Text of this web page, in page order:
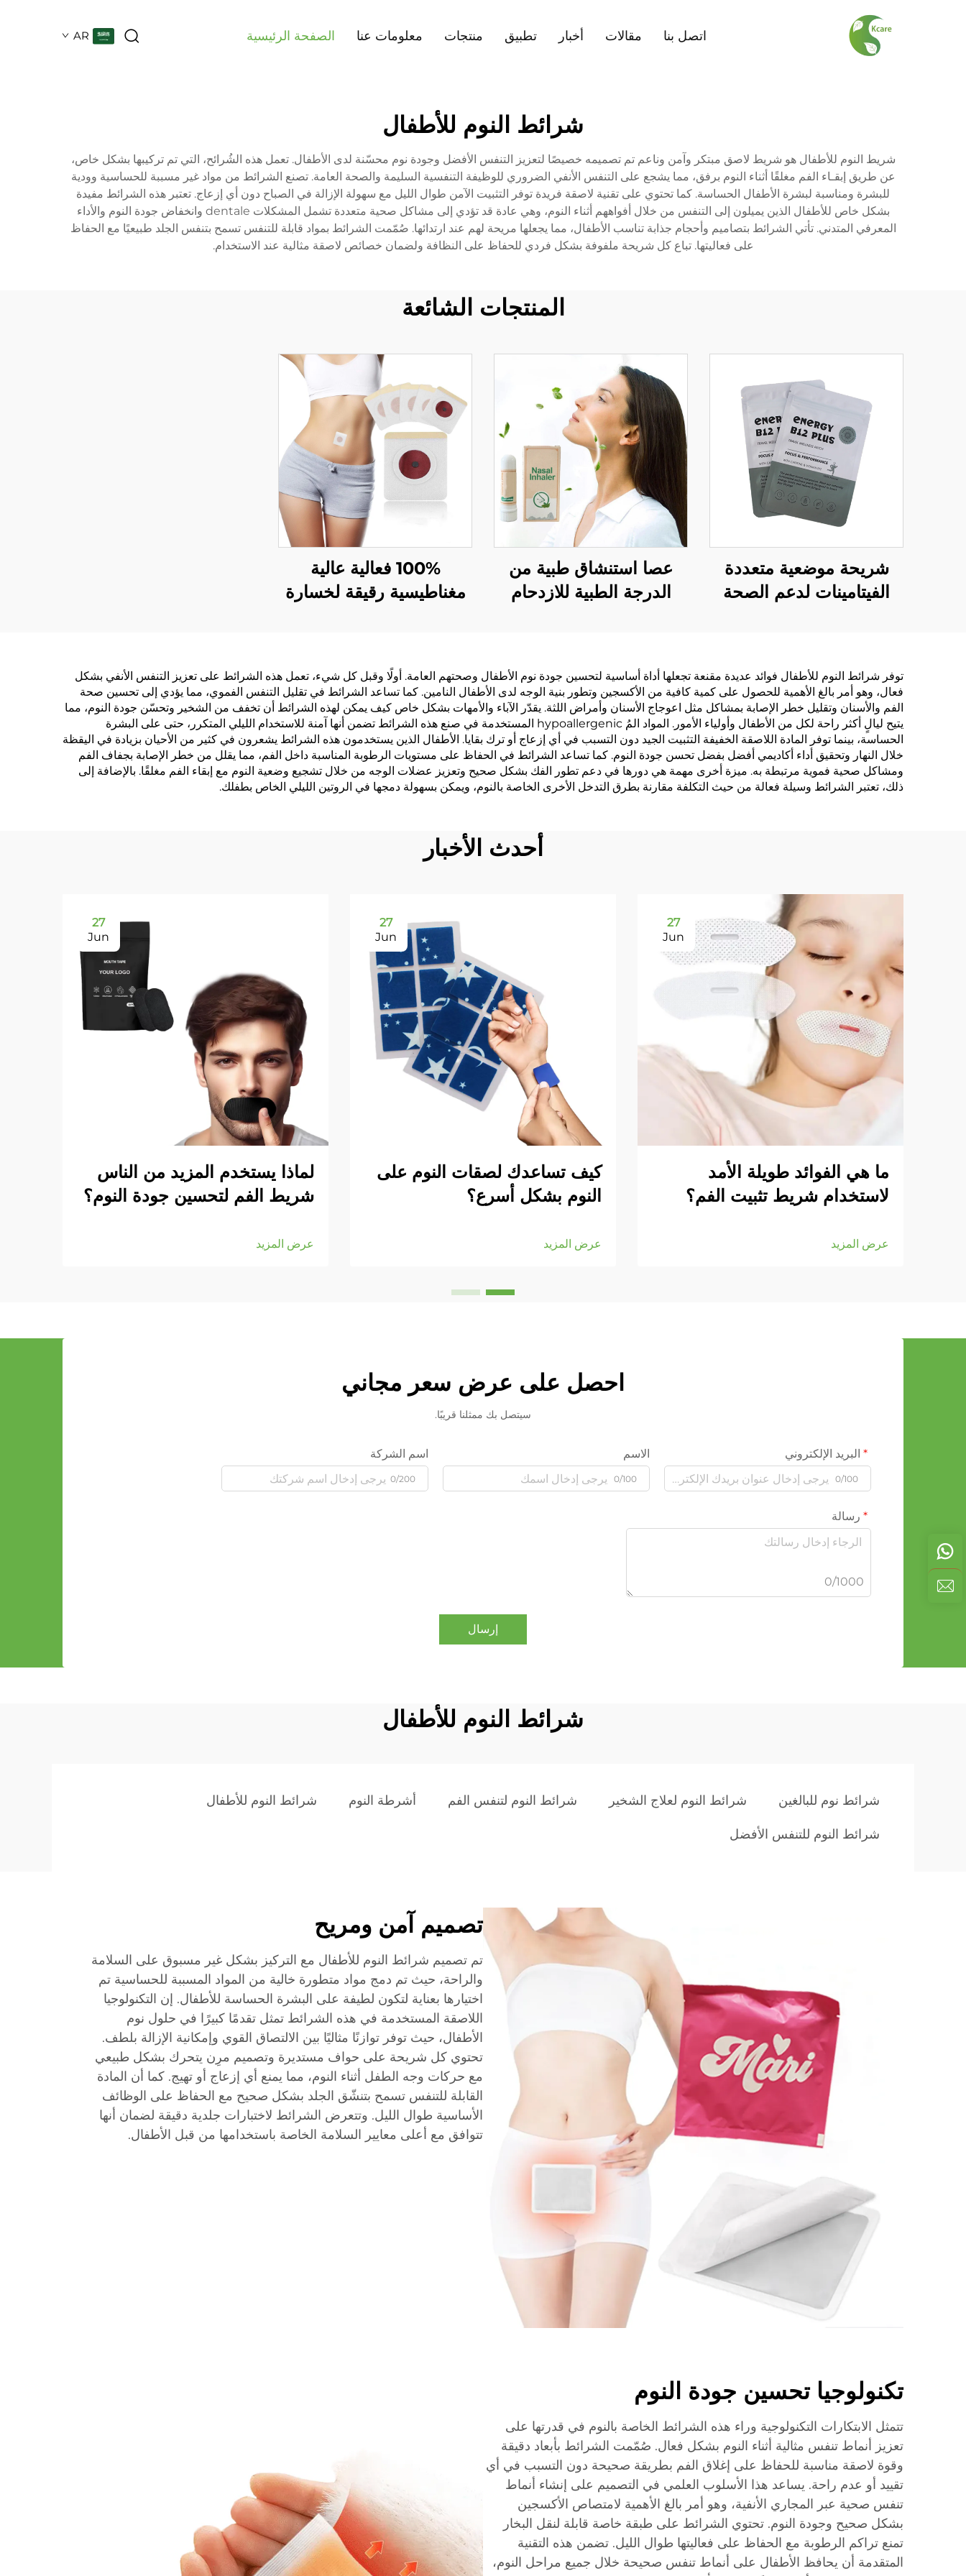
الصفحة الرئيسية معلومات عنا منتجات تطبيق أخبار مقالات اتصل بنا AR
شرائط النوم للأطفال
شريط النوم للأطفال هو شريط لاصق مبتكر وآمن وناعم تم تصميمه خصيصًا لتعزيز التنفس الأفضل وجودة نوم محسّنة لدى الأطفال. تعمل هذه الشُرائح، التي تم تركيبها بشكل خاص،
عن طريق إبقـاء الفم مغلقًا أثناء النوم برفق، مما يشجع على التنفس الأنفي الضروري للوظيفة التنفسية السليمة والصحة العامة. تصنع الشرائط من مواد غير مسببة للحساسية وودية
للبشرة ومناسبة لبشرة الأطفال الحساسة. كما تحتوي على تقنية لاصقة فريدة توفر التثبيت الآمن طوال الليل مع سهولة الإزالة في الصباح دون أي إزعاج. تعتبر هذه الشرائط مفيدة
بشكل خاص للأطفال الذين يميلون إلى التنفس من خلال أفواههم أثناء النوم، وهي عادة قد تؤدي إلى مشاكل صحية متعددة تشمل المشكلات dentale وانخفاض جودة النوم والأداء
المعرفي المتدني. تأتي الشرائط بتصاميم وأحجام جذابة تناسب الأطفال، مما يجعلها مريحة لهم عند ارتدائها. صُمّمت الشرائط بمواد قابلة للتنفس تسمح بتنفس الجلد طبيعيًا مع الحفاظ
على فعاليتها. تباع كل شريحة ملفوفة بشكل فردي للحفاظ على النظافة ولضمان خصائص لاصقة مثالية عند الاستخدام.
المنتجات الشائعة
شريحة موضعية متعددة
الفيتامينات لدعم الصحة
عصا استنشاق طبية من
الدرجة الطبية للازدحام
100% فعالية عالية
مغناطيسية رقيقة لخسارة
توفر شرائط النوم للأطفال فوائد عديدة مقنعة تجعلها أداة أساسية لتحسين جودة نوم الأطفال وصحتهم العامة. أولًا وقبل كل شيء، تعمل هذه الشرائط على تعزيز التنفس الأنفي بشكل
فعال، وهو أمر بالغ الأهمية للحصول على كمية كافية من الأكسجين وتطور بنية الوجه لدى الأطفال النامين. كما تساعد الشرائط في تقليل التنفس الفموي، مما يؤدي إلى تحسين صحة
الفم والأسنان وتقليل خطر الإصابة بمشاكل مثل اعوجاج الأسنان وأمراض اللثة. يقدّر الآباء والأمهات بشكل خاص كيف يمكن لهذه الشرائط أن تخفف من الشخير وتحسّن جودة النوم، مما
يتيح ليالٍ أكثر راحة لكل من الأطفال وأولياء الأمور. المواد المُ hypoallergenic المستخدمة في صنع هذه الشرائط تضمن أنها آمنة للاستخدام الليلي المتكرر، حتى على البشرة
الحساسة، بينما توفر المادة اللاصقة الخفيفة التثبيت الجيد دون التسبب في أي إزعاج أو ترك بقايا. الأطفال الذين يستخدمون هذه الشرائط يشعرون في كثير من الأحيان بزيادة في اليقظة
خلال النهار وتحقيق أداء أكاديمي أفضل بفضل تحسن جودة النوم. كما تساعد الشرائط في الحفاظ على مستويات الرطوبة المناسبة داخل الفم، مما يقلل من خطر الإصابة بجفاف الفم
ومشاكل صحية فموية مرتبطة به. ميزة أخرى مهمة هي دورها في دعم تطور الفك بشكل صحيح وتعزيز عضلات الوجه من خلال تشجيع وضعية النوم مع إبقاء الفم مغلقًا. بالإضافة إلى
ذلك، تعتبر الشرائط وسيلة فعالة من حيث التكلفة مقارنة بطرق التدخل الأخرى الخاصة بالنوم، ويمكن بسهولة دمجها في الروتين الليلي الخاص بطفلك.
أحدث الأخبار
27
Jun
ما هي الفوائد طويلة الأمد
لاستخدام شريط تثبيت الفم؟
عرض المزيد
27
Jun
كيف تساعدك لصقات النوم على
النوم بشكل أسرع؟
عرض المزيد
27
Jun
لماذا يستخدم المزيد من الناس
شريط الفم لتحسين جودة النوم؟
عرض المزيد
احصل على عرض سعر مجاني
سيتصل بك ممثلنا قريبًا.
البريد الإلكتروني
0/100
الاسم
0/100
اسم الشركة
0/200
رسالة
0/1000
إرسال
شرائط النوم للأطفال
شرائط نوم للبالغين شرائط النوم لعلاج الشخير شرائط النوم لتنفس الفم أشرطة النوم شرائط النوم للأطفال
شرائط النوم للتنفس الأفضل
تصميم آمن ومريح
تم تصميم شرائط النوم للأطفال مع التركيز بشكل غير مسبوق على السلامة
والراحة، حيث تم دمج مواد متطورة خالية من المواد المسببة للحساسية تم
اختيارها بعناية لتكون لطيفة على البشرة الحساسة للأطفال. إن التكنولوجيا
اللاصقة المستخدمة في هذه الشرائط تمثل تقدمًا كبيرًا في حلول نوم
الأطفال، حيث توفر توازنًا مثاليًا بين الالتصاق القوي وإمكانية الإزالة بلطف.
تحتوي كل شريحة على حواف مستديرة وتصميم مرِن يتحرك بشكل طبيعي
مع حركات وجه الطفل أثناء النوم، مما يمنع أي إزعاج أو تهيج. كما أن المادة
القابلة للتنفس تسمح بتنشّق الجلد بشكل صحيح مع الحفاظ على الوظائف
الأساسية طوال الليل. وتتعرض الشرائط لاختبارات جلدية دقيقة لضمان أنها
تتوافق مع أعلى معايير السلامة الخاصة باستخدامها من قبل الأطفال.
تكنولوجيا تحسين جودة النوم
تتمثل الابتكارات التكنولوجية وراء هذه الشرائط الخاصة بالنوم في قدرتها على
تعزيز أنماط تنفس مثالية أثناء النوم بشكل فعال. صُمّمت الشرائط بأبعاد دقيقة
وقوة لاصقة مناسبة للحفاظ على إغلاق الفم بطريقة صحيحة دون التسبب في أي
تقييد أو عدم راحة. يساعد هذا الأسلوب العلمي في التصميم على إنشاء أنماط
تنفس صحية عبر المجاري الأنفية، وهو أمر بالغ الأهمية لامتصاص الأكسجين
بشكل صحيح وجودة النوم. تحتوي الشرائط على طبقة خاصة قابلة لنقل البخار
تمنع تراكم الرطوبة مع الحفاظ على فعاليتها طوال الليل. تضمن هذه التقنية
المتقدمة أن يحافظ الأطفال على أنماط تنفس صحيحة خلال جميع مراحل النوم،